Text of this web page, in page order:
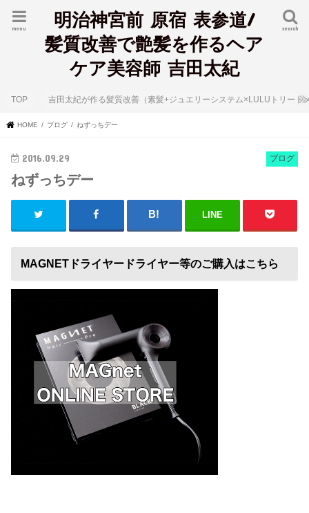
明治神宮前 原宿 表参道/
髪質改善で艶髪を作るヘア
ケア美容師 吉田太紀
search
menu
TOP 吉田太紀が作る髪質改善（素髪+ジュエリーシステム×LULUトリート
HOME ブログ ねずっちデー
ブログ
2016.09.29
ねずっちデー
LINE
MAGNETドライヤードライヤー等のご購入はこちら